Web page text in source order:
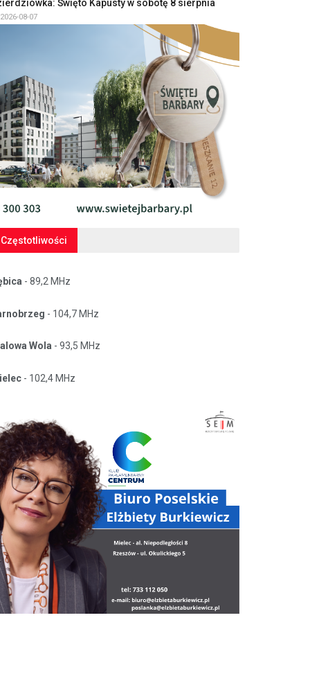
Święto Kapusty w sobotę 8 sierpnia
2026-08-07
Częstotliwości
- 89,2 MHz
- 104,7 MHz
Wola - 93,5 MHz
- 102,4 MHz